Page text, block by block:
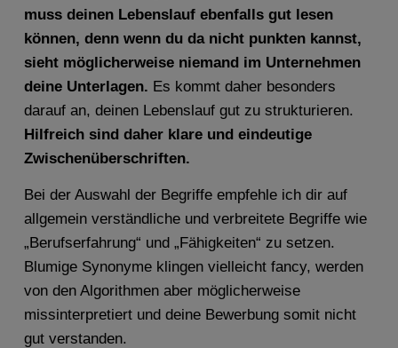
muss deinen Lebenslauf ebenfalls gut lesen
können, denn wenn du da nicht punkten kannst,
sieht möglicherweise niemand im Unternehmen
deine Unterlagen. Es kommt daher besonders
darauf an, deinen Lebenslauf gut zu strukturieren.
Hilfreich sind daher klare und eindeutige
Zwischenüberschriften.
Bei der Auswahl der Begriffe empfehle ich dir auf
allgemein verständliche und verbreitete Begriffe wie
„Berufserfahrung“ und „Fähigkeiten“ zu setzen.
Blumige Synonyme klingen vielleicht fancy, werden
von den Algorithmen aber möglicherweise
missinterpretiert und deine Bewerbung somit nicht
gut verstanden.